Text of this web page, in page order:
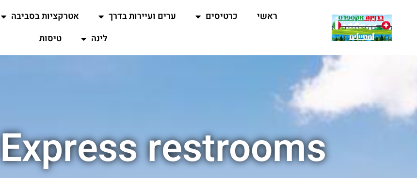
ראשי כרטיסים ערים ועיירות בדרך אטרקציות בסביבה
לינה
טיסות
restrooms